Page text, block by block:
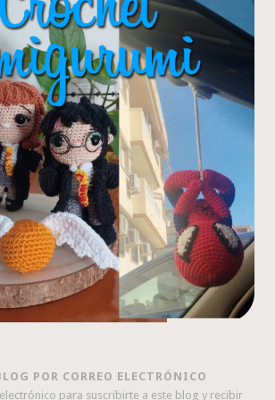
POR CORREO ELECTRÓNICO
para suscribirte a este blog y recibir